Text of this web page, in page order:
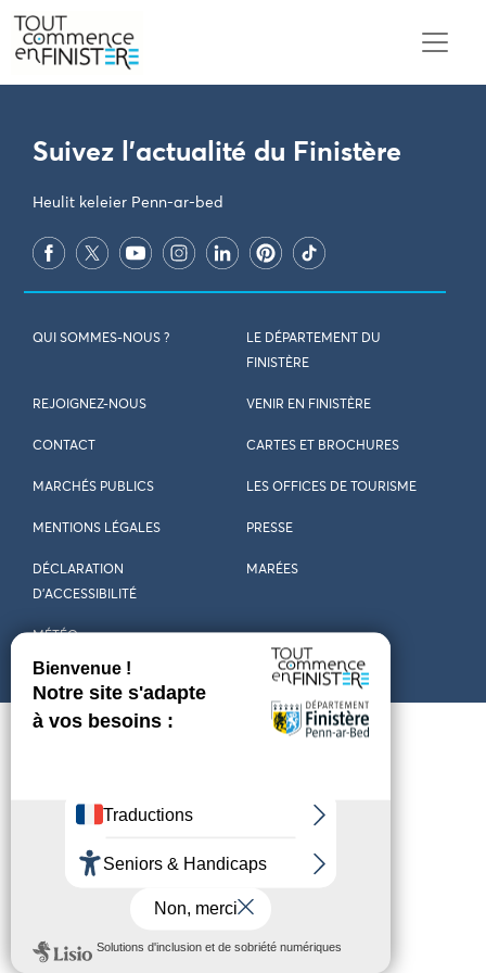
PARAMÈTRES DES COOKIES
Suivez l'actualité du Finistère
Heulit keleier Penn-ar-bed
QUI SOMMES-NOUS ?
LE DÉPARTEMENT DU
FINISTÈRE
REJOIGNEZ-NOUS VENIR EN FINISTÈRE
CONTACT CARTES ET BROCHURES
MARCHÉS PUBLICS LES OFFICES DE TOURISME
MENTIONS LÉGALES PRESSE
DÉCLARATION
D’ACCESSIBILITÉ
MARÉES
MÉTÉO